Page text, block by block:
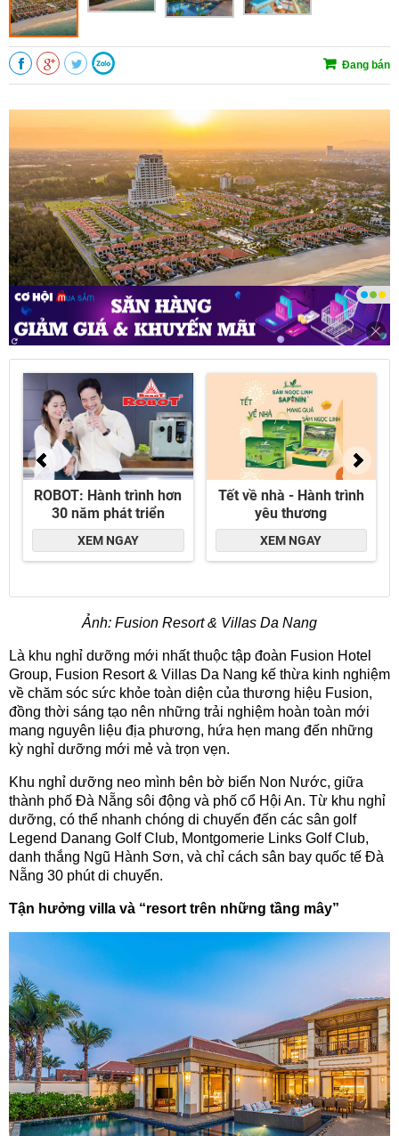
Đang bán
Ảnh: Fusion Resort & Villas Da Nang
Là khu nghỉ dưỡng mới nhất thuộc tập đoàn Fusion Hotel
Group, Fusion Resort & Villas Da Nang kế thừa kinh nghiệm
về chăm sóc sức khỏe toàn diện của thương hiệu Fusion,
đồng thời sáng tạo nên những trải nghiệm hoàn toàn mới
mang nguyên liệu địa phương, hứa hẹn mang đến những
kỳ nghỉ dưỡng mới mẻ và trọn vẹn.
Khu nghỉ dưỡng neo mình bên bờ biển Non Nước, giữa
thành phố Đà Nẵng sôi động và phố cổ Hội An. Từ khu nghỉ
dưỡng, có thể nhanh chóng di chuyến đến các sân golf
Legend Danang Golf Club, Montgomerie Links Golf Club,
danh thắng Ngũ Hành Sơn, và chỉ cách sân bay quốc tế Đà
Nẵng 30 phút di chuyển.
Tận hưởng villa và “resort trên những tầng mây”